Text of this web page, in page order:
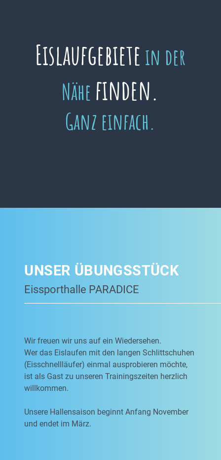
Eislaufgebiete in der
Nähe finden.
Ganz einfach.
UNSER ÜBUNGSSTÜCK
Eissporthalle PARADICE
Wir freuen wir uns auf ein Wiedersehen.
Wer das Eislaufen mit den langen Schlittschuhen
(Eisschnellläufer) einmal ausprobieren möchte,
ist als Gast zu unseren Trainingszeiten herzlich
willkommen.
Unsere Hallensaison beginnt Anfang November
und endet im März.